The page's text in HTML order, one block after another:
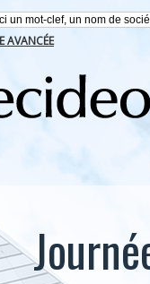
AVANCÉE